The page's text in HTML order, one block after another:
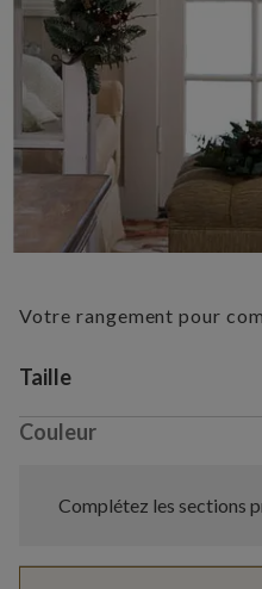
Votre rangement pour
Variant selection
Taille
Couleur
Complétez les sections